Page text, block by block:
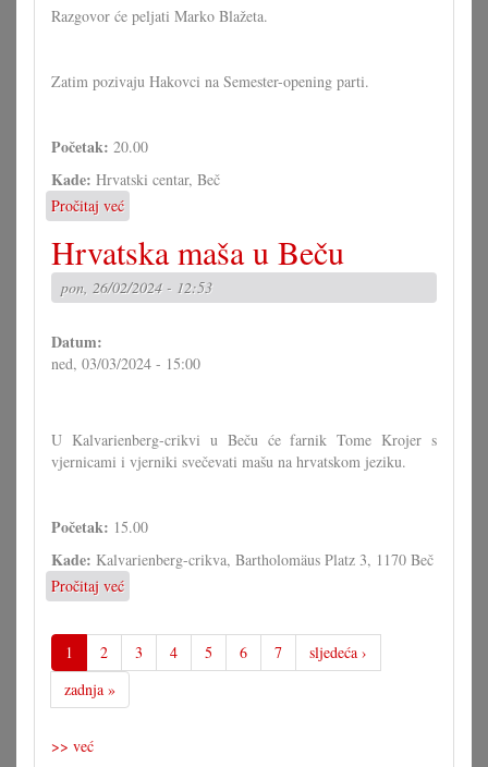
Razgovor će peljati Marko Blažeta.
Zatim pozivaju Hakovci na Semester-opening parti.
Početak: 20.00
Kade: Hrvatski centar, Beč
Pročitaj već
Hakovski
večer
i
centar.muzika:
Hrvatska maša u Beču
pon, 26/02/2024 - 12:53
Datum:
ned, 03/03/2024 - 15:00
U Kalvarienberg-crikvi u Beču će farnik Tome Krojer s
vjernicami i vjerniki svečevati mašu na hrvatskom jeziku.
Početak: 15.00
Kade: Kalvarienberg-crikva, Bartholomäus Platz 3, 1170 Beč
Pročitaj već
Hrvatska
maša
Beču
1 2 3 4 5 6 7
sljedeća ›
zadnja »
>> već